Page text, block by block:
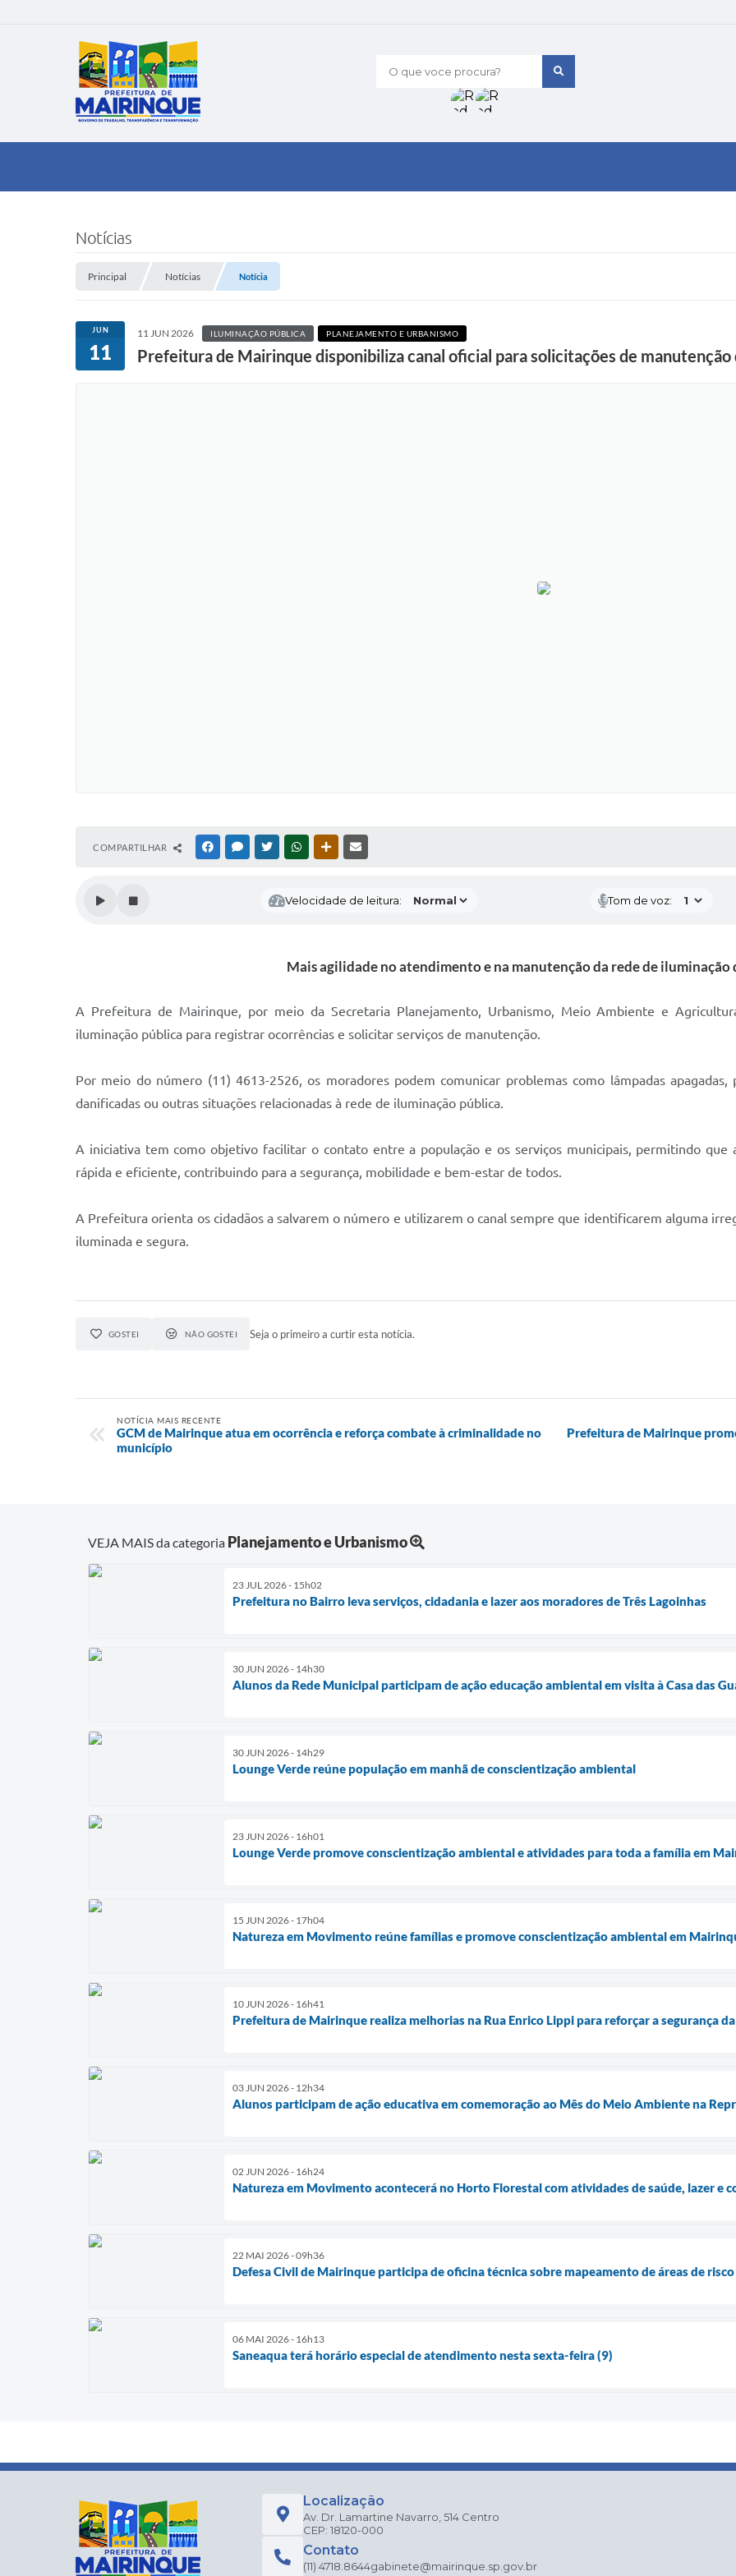
O que voce procura?
Notícias
Principal Notícias Notícia
JUN
11
11 JUN 2026 ILUMINAÇÃO PÚBLICA PLANEJAMENTO E URBANISMO
Prefeitura de Mairinque disponibiliza canal oficial para solicitações de manutenção
COMPARTILHAR FACEBOOKMESSENGER
TWITTERWHATSAPPOUTRAS MÍDIAS
Velocidade de leitura: Tom de voz:
Mais agilidade no atendimento e na manutenção da rede de
A Prefeitura de Mairinque, por meio da Secretaria Planejamento, Urbanismo, Meio Ambiente e
iluminação pública para registrar ocorrências e solicitar serviços de manutenção.
Por meio do número (11) 4613-2526, os moradores podem comunicar problemas como lâmpadas
danificadas ou outras situações relacionadas à rede de iluminação pública.
A iniciativa tem como objetivo facilitar o contato entre a população e os serviços municipais, permitindo que
rápida e eficiente, contribuindo para a segurança, mobilidade e bem-estar de todos.
A Prefeitura orienta os cidadãos a salvarem o número e utilizarem o canal sempre que identificarem alguma
iluminada e segura.
GOSTEI NÃO GOSTEI Seja o primeiro a curtir esta notícia.
NOTÍCIA MAIS RECENTE
GCM de Mairinque atua em ocorrência e reforça combate à criminalidade no
município
Prefeitura de Mairinque
VEJA MAIS da categoria Planejamento e Urbanismo
23 JUL 2026 - 15h02
Prefeitura no Bairro leva serviços, cidadania e lazer aos moradores de Três Lagoinhas
30 JUN 2026 - 14h30
Alunos da Rede Municipal participam de ação educação ambiental em visita à Casa das
30 JUN 2026 - 14h29
Lounge Verde reúne população em manhã de conscientização ambiental
23 JUN 2026 - 16h01
Lounge Verde promove conscientização ambiental e atividades para toda a família em
15 JUN 2026 - 17h04
Natureza em Movimento reúne famílias e promove conscientização ambiental em
10 JUN 2026 - 16h41
Prefeitura de Mairinque realiza melhorias na Rua Enrico Lippi para reforçar a segurança
03 JUN 2026 - 12h34
Alunos participam de ação educativa em comemoração ao Mês do Meio Ambiente na
02 JUN 2026 - 16h24
Natureza em Movimento acontecerá no Horto Florestal com atividades de saúde, lazer e
22 MAI 2026 - 09h36
Defesa Civil de Mairinque participa de oficina técnica sobre mapeamento de áreas de
06 MAI 2026 - 16h13
Saneaqua terá horário especial de atendimento nesta sexta-feira (9)
Localização
Av. Dr. Lamartine Navarro, 514 Centro
CEP: 18120-000
Contato
(11) 4718.8644gabinete@mairinque.sp.gov.br